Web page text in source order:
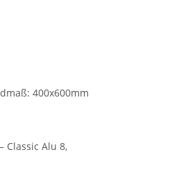
400x600mm
Classic Alu 8,